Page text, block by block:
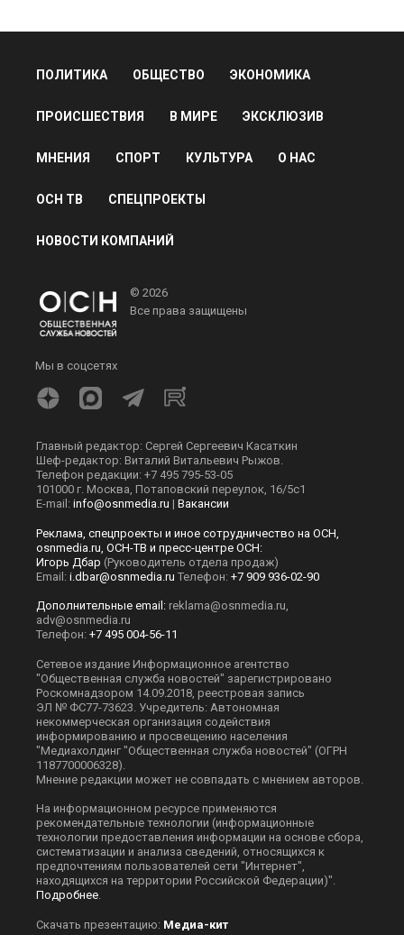
ПОЛИТИКА ОБЩЕСТВО ЭКОНОМИКА
ПРОИСШЕСТВИЯ В МИРЕ ЭКСКЛЮЗИВ
МНЕНИЯ СПОРТ КУЛЬТУРА О НАС
ОСН ТВ СПЕЦПРОЕКТЫ
НОВОСТИ КОМПАНИЙ
© 2026
Все права защищены
Мы в соцсетях
Главный редактор: Сергей Сергеевич Касаткин
Шеф-редактор: Виталий Витальевич Рыжов.
Телефон редакции: +7 495 795-53-05
101000 г. Москва, Потаповский переулок, 16/5с1
E-mail: info@osnmedia.ru | Вакансии
Реклама, спецпроекты и иное сотрудничество на ОСН,
osnmedia.ru, ОСН-ТВ и пресс-центре ОСН:
Игорь Дбар (Руководитель отдела продаж)
Email: i.dbar@osnmedia.ru Телефон: +7 909 936-02-90
Дополнительные email: reklama@osnmedia.ru
adv@osnmedia.ru
Телефон: +7 495 004-56-11
Сетевое издание Информационное агентство
"Общественная служба новостей" зарегистрировано
Роскомнадзором 14.09.2018, реестровая запись
ЭЛ № ФС77-73623. Учредитель: Автономная
некоммерческая организация содействия
информированию и просвещению населения
"Медиахолдинг "Общественная служба новостей" (ОГРН
1187700006328).
Мнение редакции может не совпадать с мнением авторов.
На информационном ресурсе применяются
рекомендательные технологии (информационные
технологии предоставления информации на основе сбора,
систематизации и анализа сведений, относящихся к
предпочтениям пользователей сети "Интернет",
находящихся на территории Российской Федерации)".
Подробнее
Скачать презентацию: Медиа-кит